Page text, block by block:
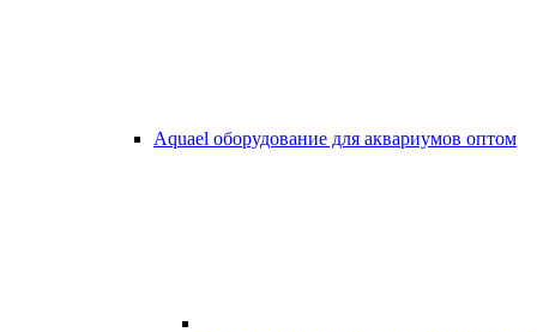
Aquael оборудование для аквариумов оптом